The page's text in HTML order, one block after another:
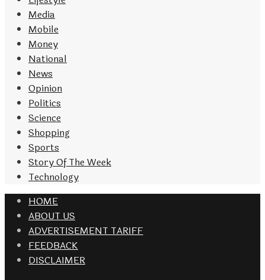
Media
Mobile
Money
National
News
Opinion
Politics
Science
Shopping
Sports
Story Of The Week
Technology
HOME
ABOUT US
ADVERTISEMENT TARIFF
FEEDBACK
DISCLAIMER